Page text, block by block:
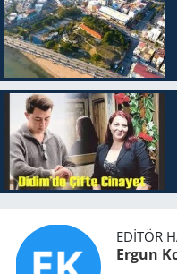
EDITÖR
Ergun